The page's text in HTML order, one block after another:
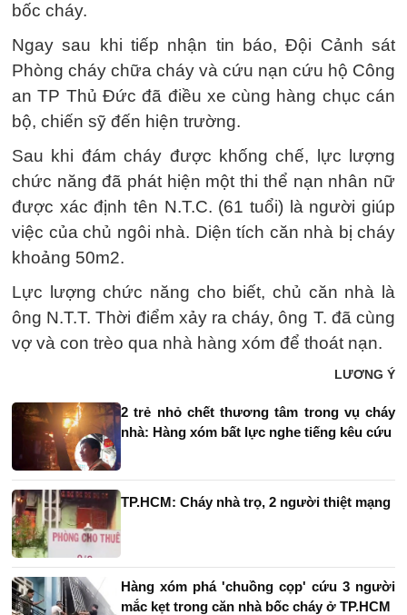
bốc cháy.
Ngay sau khi tiếp nhận tin báo, Đội Cảnh sát
Phòng cháy chữa cháy và cứu nạn cứu hộ Công
an TP Thủ Đức đã điều xe cùng hàng chục cán
bộ, chiến sỹ đến hiện trường.
Sau khi đám cháy được khống chế, lực lượng
chức năng đã phát hiện một thi thể nạn nhân nữ
được xác định tên N.T.C. (61 tuổi) là người giúp
việc của chủ ngôi nhà. Diện tích căn nhà bị cháy
khoảng 50m2.
Lực lượng chức năng cho biết, chủ căn nhà là
ông N.T.T. Thời điểm xảy ra cháy, ông T. đã cùng
vợ và con trèo qua nhà hàng xóm để thoát nạn.
LƯƠNG Ý
2 trẻ nhỏ chết thương tâm trong vụ cháy
nhà: Hàng xóm bất lực nghe tiếng kêu cứu
TP.HCM: Cháy nhà trọ, 2 người thiệt mạng
Hàng xóm phá 'chuồng cọp' cứu 3 người
mắc kẹt trong căn nhà bốc cháy ở TP.HCM